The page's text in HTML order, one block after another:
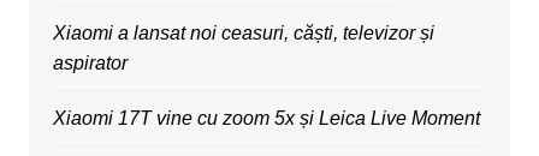
Xiaomi a lansat noi ceasuri, căști, televizor și
aspirator
Xiaomi 17T vine cu zoom 5x și Leica Live Moment